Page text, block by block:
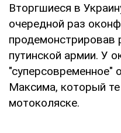
Вторгшиеся в
очередной раз
продемонстрировав
путинской армии. У
"суперсовременное"
Максима, который
мотоколяске.